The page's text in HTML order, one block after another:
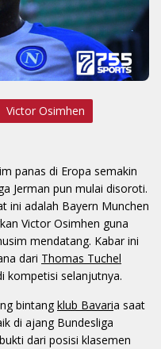
Victor Osimhen
panas di Eropa semakin
Jerman pun mulai disoroti.
ini adalah Bayern Munchen
Victor Osimhen guna
mendatang. Kabar ini
dari Thomas Tuchel
kompetisi selanjutnya.
bintang klub Bavaria saat
di ajang Bundesliga
dari posisi klasemen